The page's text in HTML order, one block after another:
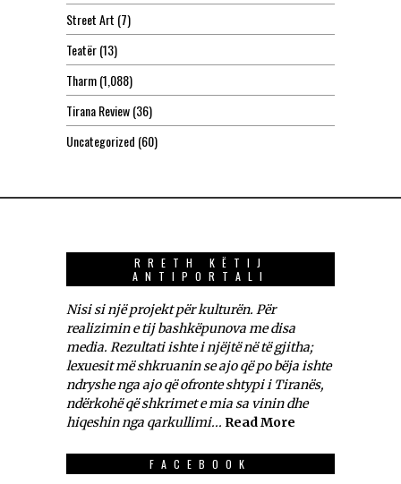
Street Art (7)
Teatër(13)
Tharm(1,088)
Tirana Review(36)
Uncategorized (60)
RRETH KËTIJ
ANTIPORTALI
Nisi si një projekt për kulturën. Për
realizimin e tij bashkëpunova me disa
media. Rezultati ishte i njëjtë në të gjitha;
lexuesit më shkruanin se ajo që po bëja ishte
ndryshe nga ajo që ofronte shtypi i Tiranës,
ndërkohë që shkrimet e mia sa vinin dhe
hiqeshin nga qarkullimi... Read More
FACEBOOK